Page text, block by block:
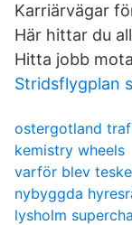
Karriärvägar
Här hittar du
Hitta jobb
Stridsflygplan
ostergotland
kemistry wheels
varför blev
nybyggda
lysholm